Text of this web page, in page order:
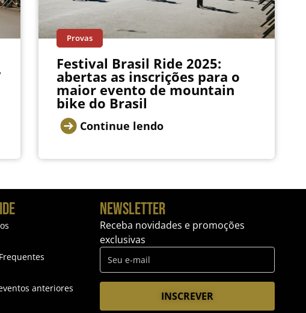
Provas
Festival Brasil Ride 2025:
abertas as inscrições para o
maior evento de mountain
bike do Brasil
Continue lendo
anteriores
NEWSLETTER
Receba novidades e promoções
exclusivas